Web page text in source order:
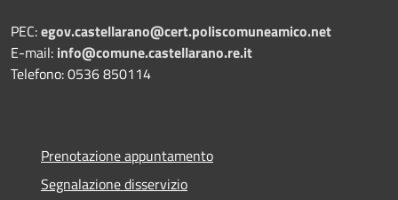
PEC:egov.castellarano@cert.poliscomuneamico.net
E-mail: info@comune.castellarano.re.it
Telefono: 0536 850114
Prenotazione appuntamento
Segnalazione disservizio